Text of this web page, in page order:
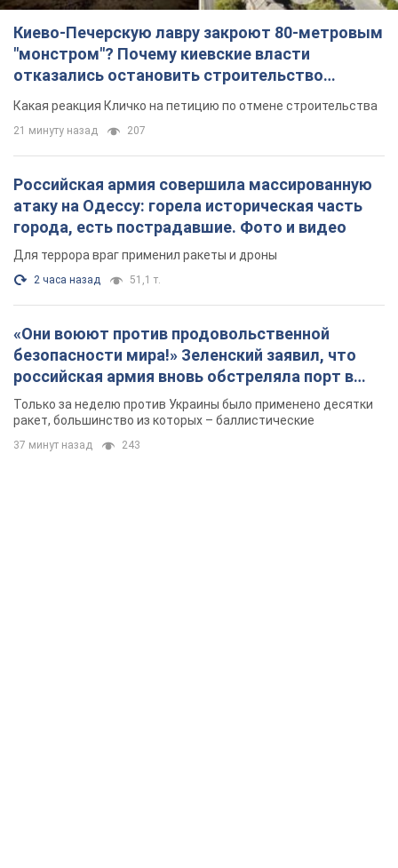
Киево-Печерскую лавру закроют 80-метровым
"монстром"? Почему киевские власти
отказались остановить строительство
небоскреба "московского верующего"
Какая реакция Кличко на петицию по отмене строительства
21 минуту назад 207
Российская армия совершила массированную
атаку на Одессу: горела историческая часть
города, есть пострадавшие. Фото и видео
Для террора враг применил ракеты и дроны
2 часа назад 51,1 т.
«Они воюют против продовольственной
безопасности мира!» Зеленский заявил, что
российская армия вновь обстреляла порт в
Одессе
Только за неделю против Украины было применено десятки
ракет, большинство из которых – баллистические
37 минут назад 243